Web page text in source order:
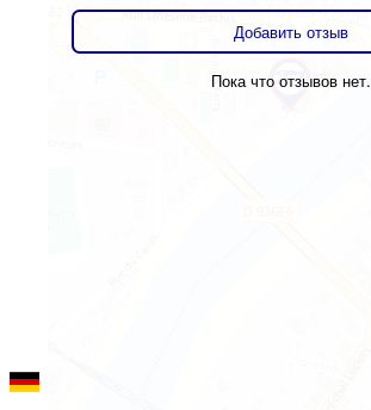
Добавить отзыв
Пока что отзывов нет.